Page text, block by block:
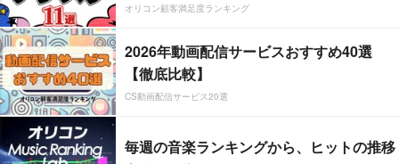
オリコン顧客満足度ランキング
2026年動画配信サービスおすすめ40選
【徹底比較】
CS動画配信サービス20選
毎週の音楽ランキングから、ヒットの推移